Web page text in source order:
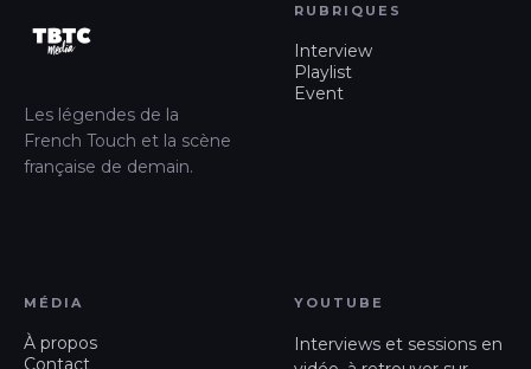
Les légendes de la
French Touch et la scène
française de demain.
RUBRIQUES
Interview
Playlist
Event
MÉDIA
À propos
Contact
YOUTUBE
Interviews et sessions en